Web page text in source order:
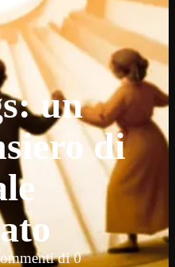
un
di
di 0